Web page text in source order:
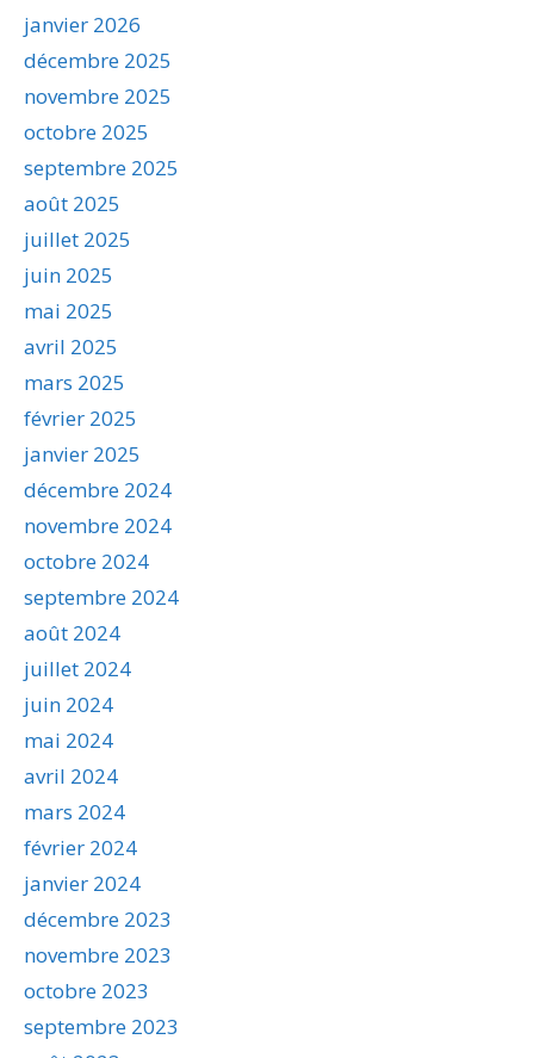
janvier 2026
décembre 2025
novembre 2025
octobre 2025
septembre 2025
août 2025
juillet 2025
juin 2025
mai 2025
avril 2025
mars 2025
février 2025
janvier 2025
décembre 2024
novembre 2024
octobre 2024
septembre 2024
août 2024
juillet 2024
juin 2024
mai 2024
avril 2024
mars 2024
février 2024
janvier 2024
décembre 2023
novembre 2023
octobre 2023
septembre 2023